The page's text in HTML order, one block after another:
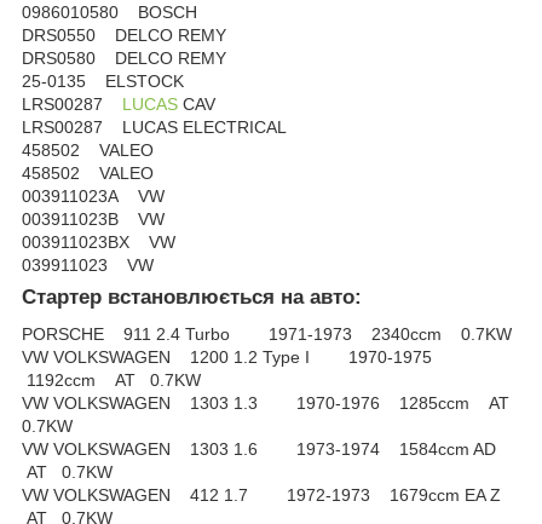
0986010580 BOSCH
DRS0550 DELCO REMY
DRS0580 DELCO REMY
25-0135 ELSTOCK
LRS00287 LUCAS CAV
LRS00287 LUCAS ELECTRICAL
458502 VALEO
458502 VALEO
003911023A VW
003911023B VW
003911023BX VW
039911023 VW
Стартер встановлюється на авто:
PORSCHE 911 2.4 Turbo 1971-1973 2340ccm 0.7KW
VW VOLKSWAGEN 1200 1.2 Type I 1970-1975
1192ccm AT 0.7KW
VW VOLKSWAGEN 1303 1.3 1970-1976 1285ccm AT
0.7KW
VW VOLKSWAGEN 1303 1.6 1973-1974 1584ccm AD
AT 0.7KW
VW VOLKSWAGEN 412 1.7 1972-1973 1679ccm EA Z
AT 0.7KW